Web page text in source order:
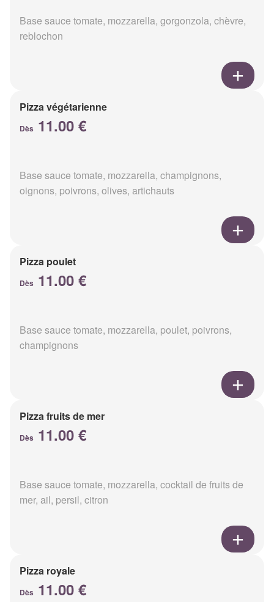
Base sauce tomate, mozzarella, gorgonzola, chèvre,
reblochon
Pizza végétarienne
Dès 11.00 €
Base sauce tomate, mozzarella, champignons,
oignons, poivrons, olives, artichauts
Pizza poulet
Dès 11.00 €
Base sauce tomate, mozzarella, poulet, poivrons,
champignons
Pizza fruits de mer
Dès 11.00 €
Base sauce tomate, mozzarella, cocktail de fruits de
mer, ail, persil, citron
Pizza royale
Dès 11.00 €